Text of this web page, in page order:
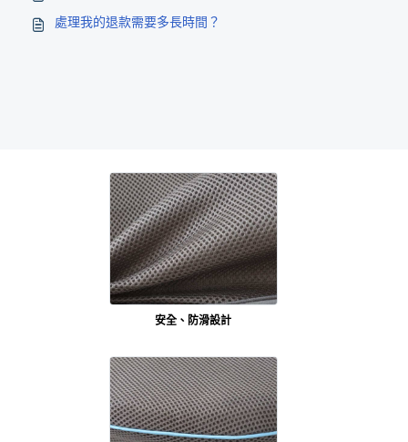
處理我的退款需要多長時間？
安全、防滑設計